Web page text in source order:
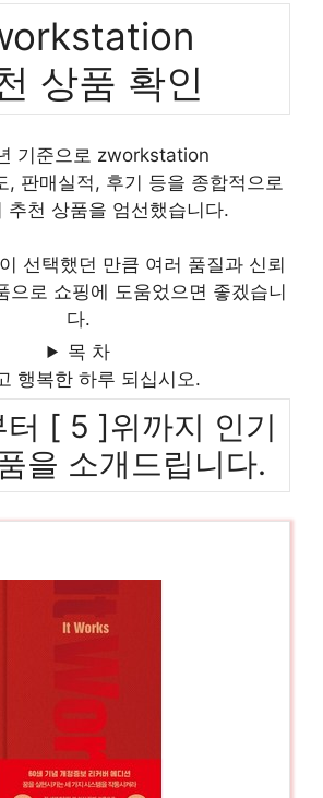
상품 확인
기준으로 zworkstation
, 판매실적, 후기 등을 종합적으로
추천 상품을 엄선했습니다.
선택했던 만큼 여러 품질과 신뢰
으로 쇼핑에 도움었으면 좋겠습니
다.
목 차
행복한 하루 되십시오.
터 [ 5 ]위까지 인기
을 소개드립니다.